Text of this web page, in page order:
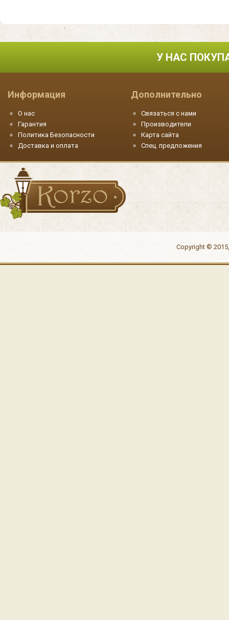
У НАС
Информация
О нас
Гарантия
Политика Безопасности
Доставка и оплата
Дополнительно
Связаться с нами
Производители
Карта сайта
Спец. предложения
Copyright ©